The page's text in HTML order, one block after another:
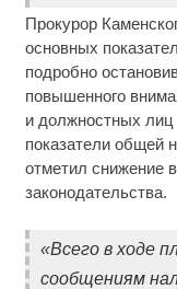
Прокурор
основных
подробно
повышенного
и должностных лиц
показатели общей
отметил снижение
законодательства.
«Всего в ходе
сообщениям